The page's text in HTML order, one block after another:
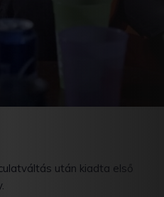
után kiadta első